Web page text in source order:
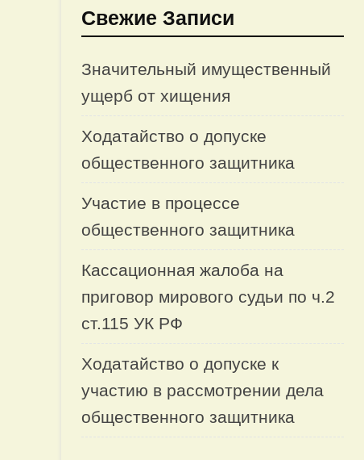
Свежие Записи
Значительный имущественный
ущерб от хищения
Ходатайство о допуске
общественного защитника
Участие в процессе
общественного защитника
Кассационная жалоба на
приговор мирового судьи по ч.2
ст.115 УК РФ
Ходатайство о допуске к
участию в рассмотрении дела
общественного защитника